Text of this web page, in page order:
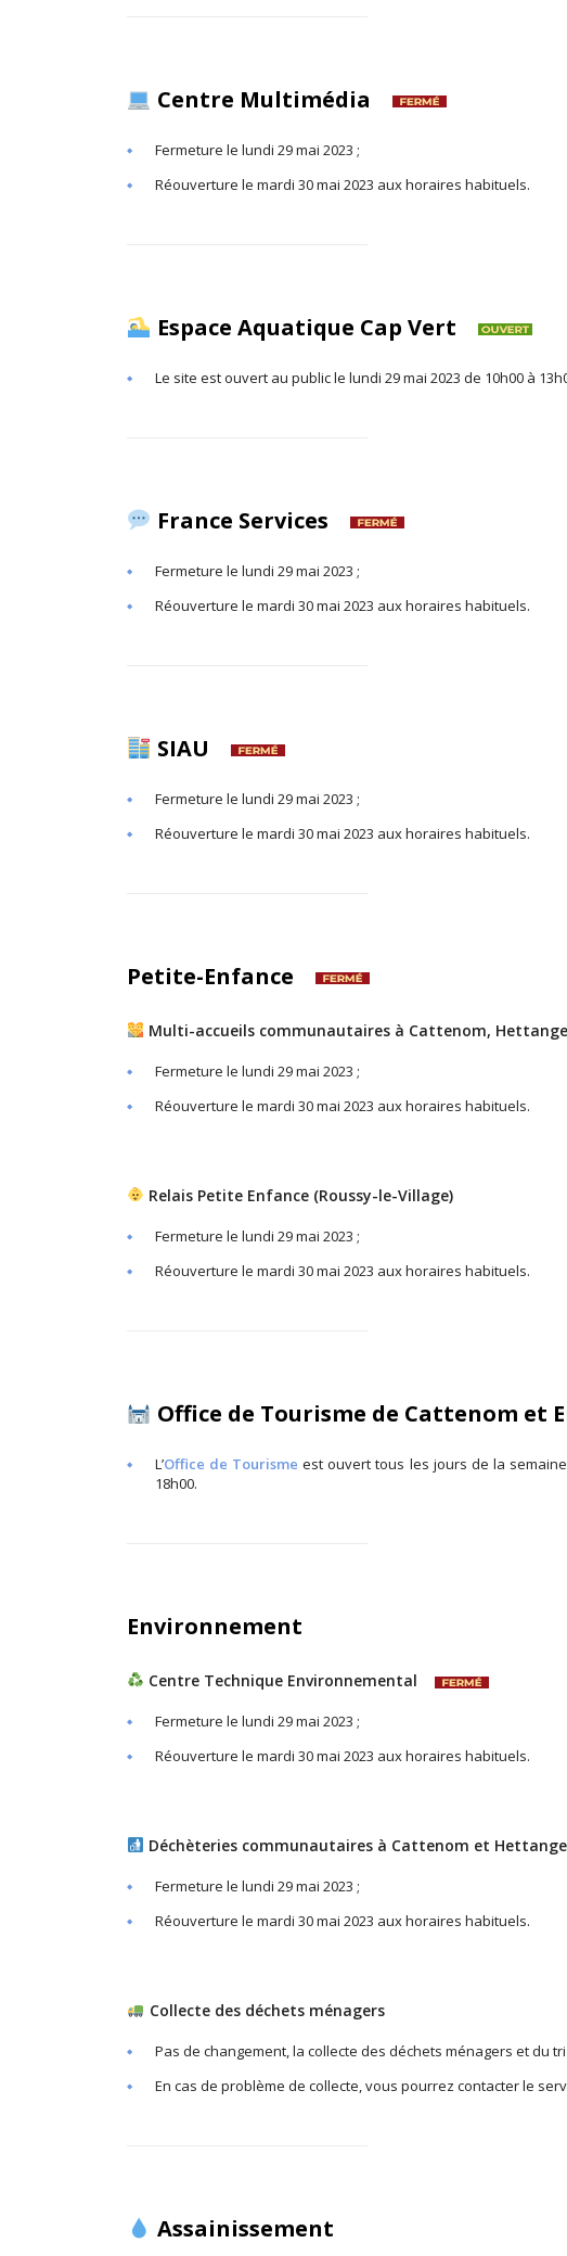
Centre Multimédia
Fermeture le lundi 29 mai 2023 ;
Réouverture le mardi 30 mai 2023 aux horaires habituels.
Espace Aquatique Cap Vert
Le site est ouvert au public le lundi 29 mai 2023 de 10h00 à
France Services
Fermeture le lundi 29 mai 2023 ;
Réouverture le mardi 30 mai 2023 aux horaires habituels.
SIAU
Fermeture le lundi 29 mai 2023 ;
Réouverture le mardi 30 mai 2023 aux horaires habituels.
Petite-Enfance
Multi-accueils communautaires à Cattenom,
Fermeture le lundi 29 mai 2023 ;
Réouverture le mardi 30 mai 2023 aux horaires habituels.
Relais Petite Enfance (Roussy-le-Village)
Fermeture le lundi 29 mai 2023 ;
Réouverture le mardi 30 mai 2023 aux horaires habituels.
Office de Tourisme de Cattenom et
L’Office de Tourisme est ouvert tous les jours de la
18h00.
Environnement
Centre Technique Environnemental
Fermeture le lundi 29 mai 2023 ;
Réouverture le mardi 30 mai 2023 aux horaires habituels.
Déchèteries communautaires à Cattenom et
Fermeture le lundi 29 mai 2023 ;
Réouverture le mardi 30 mai 2023 aux horaires habituels.
Collecte des déchets ménagers
Pas de changement, la collecte des déchets ménagers et du
En cas de problème de collecte, vous pourrez contacter le
Assainissement